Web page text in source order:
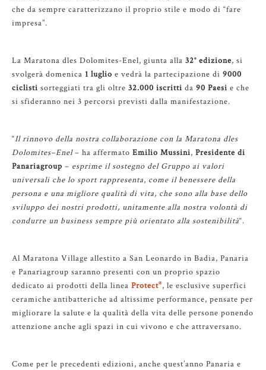
che da sempre caratterizzano il proprio stile e modo di “fare
impresa”.
La Maratona dles Dolomites-Enel, giunta alla 32° edizione, si
svolgerà domenica 1 luglio e vedrà la partecipazione di 9000
ciclisti sorteggiati tra gli oltre 32.000 iscritti da 90 Paesi e che
si sfideranno nei 3 percorsi previsti dalla manifestazione.
“Il rinnovo della nostra collaborazione con la Maratona dles
Dolomites–Enel– ha affermato Emilio Mussini, Presidente di
Panariagroup – esprime il sostegno del Gruppo ai valori
universali che lo sport rappresenta, come il benessere della
persona e una migliore qualità di vita, che sono alla base dello
sviluppo dei nostri prodotti, unitamente alla nostra volontà di
condurre un business sempre più orientato alla sostenibilità“.
Al Maratona Village allestito a San Leonardo in Badia, Panaria
e Panariagroup saranno presenti con un proprio spazio
dedicato ai prodotti della linea Protect®, le esclusive superfici
ceramiche antibatteriche ad altissime performance, pensate per
migliorare la salute e la qualità della vita delle persone ponendo
attenzione anche agli spazi in cui vivono e che attraversano.
Come per le precedenti edizioni, anche quest’anno Panaria e